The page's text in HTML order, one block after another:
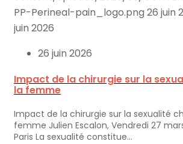
PP-Perineal-pain_logo.png 26 juin
juin 2026
26 juin 2026
Impact de la chirurgie sur la
la femme
Impact de la chirurgie sur la sexualité
femme Julien Escalon, Vendredi 27
Paris La sexualité constitue…